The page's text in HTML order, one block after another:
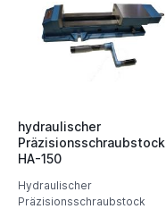
hydraulischer
Präzisionsschraubstock
HA-150
Hydraulischer
Präzisionsschraubstock